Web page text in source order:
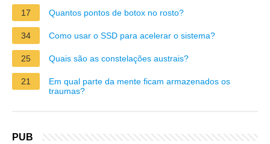
17 Quantos pontos de botox no rosto?
34 Como usar o SSD para acelerar o sistema?
25 Quais são as constelações austrais?
21
Em qual parte da mente ficam armazenados os
traumas?
PUB